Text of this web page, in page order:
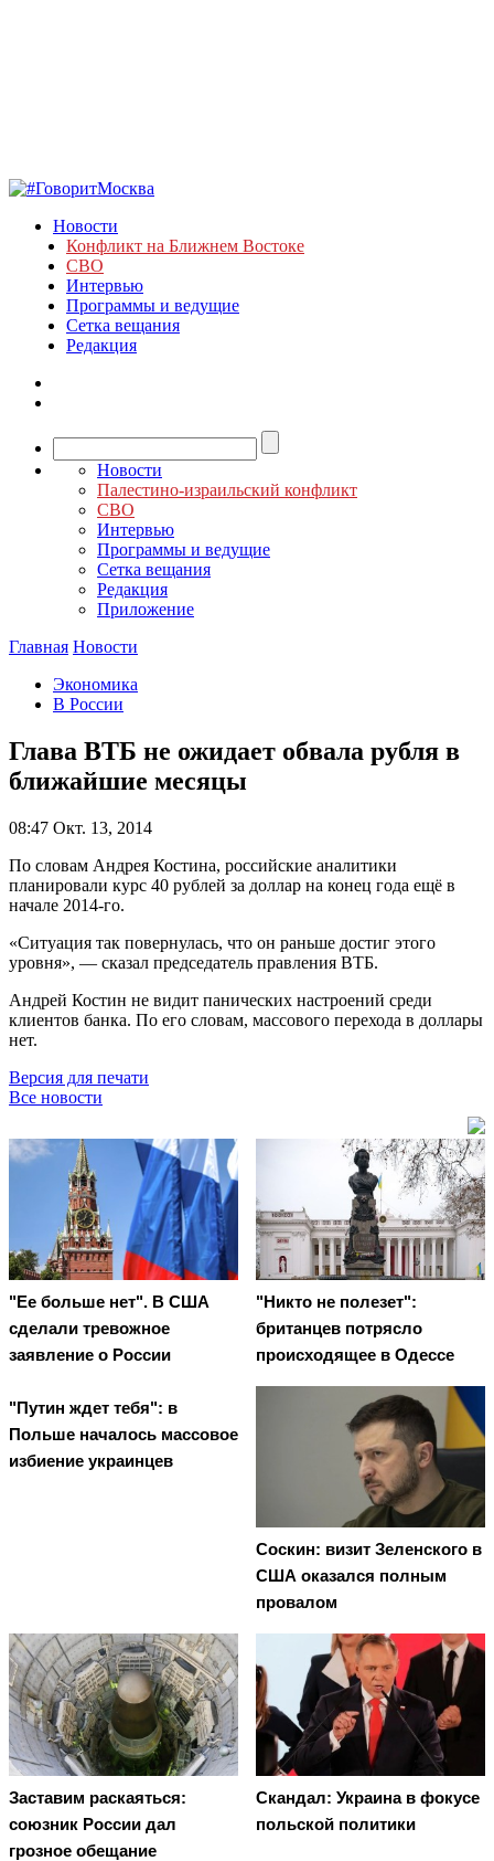
Новости
Конфликт на Ближнем Востоке
СВО
Интервью
Программы и ведущие
Сетка вещания
Редакция
Новости
Палестино-израильский конфликт
СВО
Интервью
Программы и ведущие
Сетка вещания
Редакция
Приложение
Главная Новости
Экономика
В России
Глава ВТБ не ожидает обвала рубля в
ближайшие месяцы
08:47 Окт. 13, 2014
По словам Андрея Костина, российские аналитики
планировали курс 40 рублей за доллар на конец года ещё в
начале 2014-го.
«Ситуация так повернулась, что он раньше достиг этого
уровня», — сказал председатель правления ВТБ.
Андрей Костин не видит панических настроений среди
клиентов банка. По его словам, массового перехода в доллары
нет.
Версия для печати
Все новости
"Ее больше нет". В США
сделали тревожное
заявление о России
"Никто не полезет":
британцев потрясло
происходящее в Одессе
"Путин ждет тебя": в
Польше началось массовое
избиение украинцев
Соскин: визит Зеленского в
США оказался полным
провалом
Заставим раскаяться:
союзник России дал
грозное обещание
Скандал: Украина в фокусе
польской политики